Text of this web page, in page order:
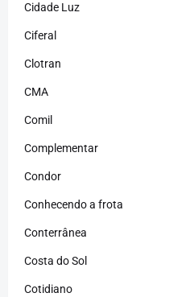
Cidade Luz
Ciferal
Clotran
CMA
Comil
Complementar
Condor
Conhecendo a frota
Conterrânea
Costa do Sol
Cotidiano